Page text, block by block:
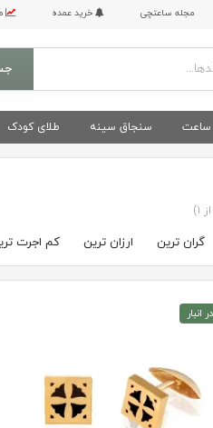
مجله ساعتچی خرید عمده
ساعت سنجاق سینه طلای کودک
کم اجرت ارزان ترین گران ترین
انبار